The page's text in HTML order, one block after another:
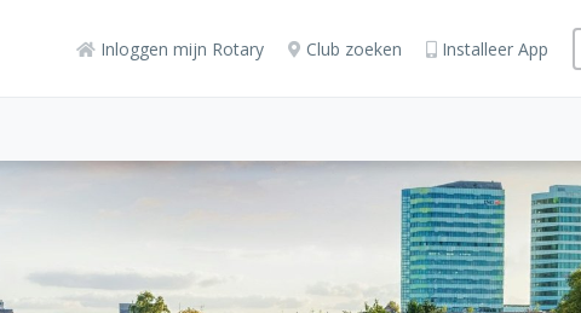
Inloggen mijn Rotary Club zoeken Installeer App